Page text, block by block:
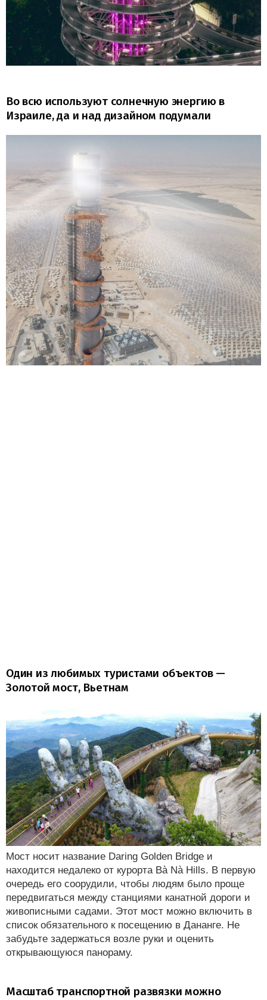
Во всю используют солнечную энергию в
Израиле, да и над дизайном подумали
Один из любимых туристами объектов —
Золотой мост, Вьетнам
Мост носит название Daring Golden Bridge и
находится недалеко от курорта Bà Nà Hills. В первую
очередь его соорудили, чтобы людям было проще
передвигаться между станциями канатной дороги и
живописными садами. Этот мост можно включить в
список обязательного к посещению в Дананге. Не
забудьте задержаться возле руки и оценить
открывающуюся панораму.
Масштаб транспортной развязки можно